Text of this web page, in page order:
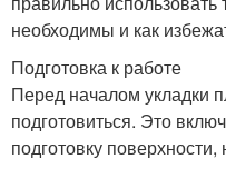
необходимы и как
Подготовка к работе
Перед началом укладки
подготовиться. Это
подготовку